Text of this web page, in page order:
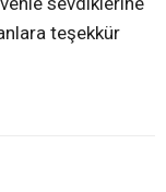
teşekkür